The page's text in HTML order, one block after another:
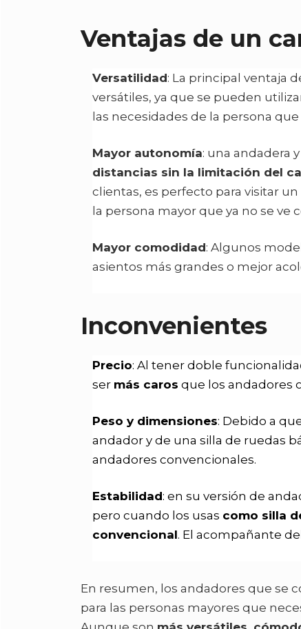
Ventajas de un
Versatilidad: La principal ventaja
versátiles, ya que se pueden
las necesidades de la persona
Mayor autonomía: una andadera
distancias sin la limitación del
clientas, es perfecto para visitar
la persona mayor que ya no se ve
Mayor comodidad: Algunos
asientos más grandes o mejor
Inconvenientes
Precio: Al tener doble
ser más caros que los andadores
Peso y dimensiones: Debido a
andador y de una silla de ruedas
andadores convencionales.
Estabilidad: en su versión de
pero cuando los usas como silla
convencional. El acompañante
En resumen, los andadores que se
para las personas mayores que